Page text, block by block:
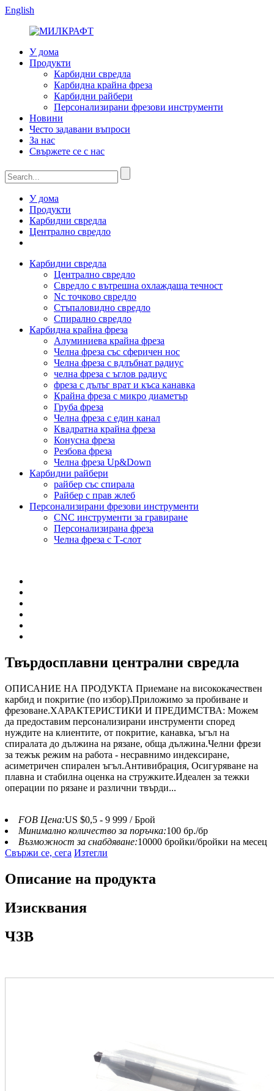
English
У дома
Продукти
Карбидни свредла
Карбидна крайна фреза
Карбидни райбери
Персонализирани фрезови инструменти
Новини
Често задавани въпроси
За нас
Свържете се с нас
У дома
Продукти
Карбидни свредла
Централно свредло
Карбидни свредла
Централно свредло
Свредло с вътрешна охлаждаща течност
Nc точково свредло
Стъпаловидно свредло
Спирално свредло
Карбидна крайна фреза
Алуминиева крайна фреза
Челна фреза със сферичен нос
Челна фреза с вдлъбнат радиус
челна фреза с ъглов радиус
фреза с дълъг врат и къса канавка
Крайна фреза с микро диаметър
Груба фреза
Челна фреза с един канал
Квадратна крайна фреза
Конусна фреза
Резбова фреза
Челна фреза Up&Down
Карбидни райбери
райбер със спирала
Райбер с прав жлеб
Персонализирани фрезови инструменти
CNC инструменти за гравиране
Персонализирана фреза
Челна фреза с Т-слот
Твърдосплавни централни свредла
ОПИСАНИЕ НА ПРОДУКТА Приемане на висококачествен
карбид и покритие (по избор).Приложимо за пробиване и
фрезоване.ХАРАКТЕРИСТИКИ И ПРЕДИМСТВА: Можем
да предоставим персонализирани инструменти според
нуждите на клиентите, от покритие, канавка, ъгъл на
спиралата до дължина на рязане, обща дължина.Челни фрези
за тежък режим на работа - несравнимо индексиране,
асиметричен спирален ъгъл.Антивибрация, Осигуряване на
плавна и стабилна оценка на стружките.Идеален за тежки
операции по рязане и различни твърди...
FOB Цена:US $0,5 - 9 999 / Брой
Минимално количество за поръчка:100 бр./бр
Възможност за снабдяване:10000 бройки/бройки на месец
Свържи се, сега Изтегли
Описание на продукта
Изисквания
ЧЗВ